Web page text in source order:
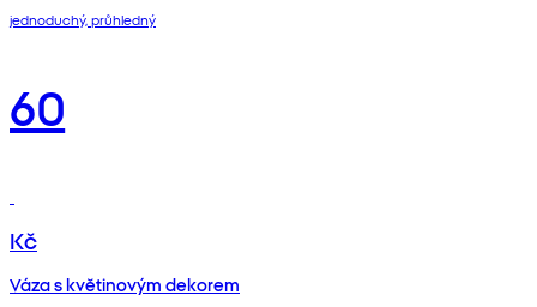
jednoduchý, průhledný
60
Kč
Váza s květinovým dekorem